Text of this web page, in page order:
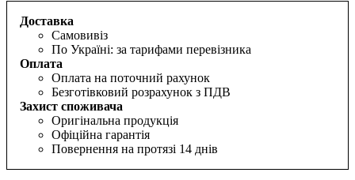
Доставка
Самовивіз
По Україні: за тарифами перевізника
Оплата
Оплата на поточний рахунок
Безготівковий розрахунок з ПДВ
Захист споживача
Оригінальна продукція
Офіційна гарантія
Повернення на протязі 14 днів